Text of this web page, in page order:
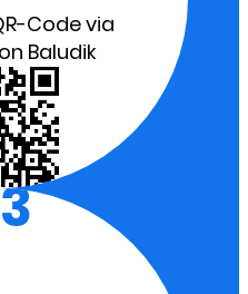
Code via
Baludik